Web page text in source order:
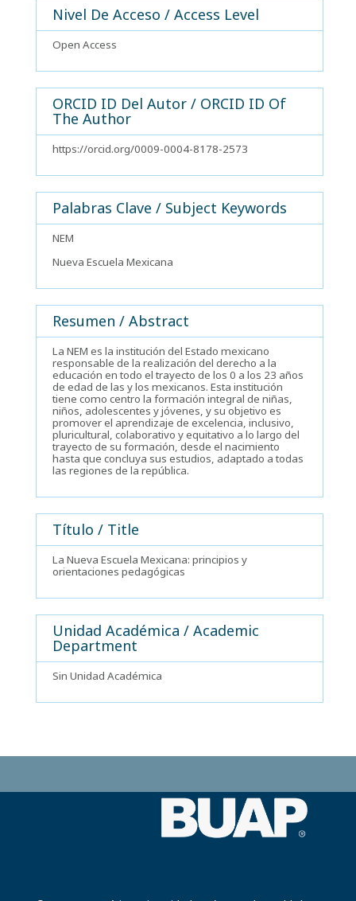
Nivel De Acceso / Access Level
Open Access
ORCID ID Del Autor / ORCID ID Of
The Author
https://orcid.org/0009-0004-8178-2573
Palabras Clave / Subject Keywords
NEM
Nueva Escuela Mexicana
Resumen / Abstract
La NEM es la institución del Estado mexicano
responsable de la realización del derecho a la
educación en todo el trayecto de los 0 a los 23 años
de edad de las y los mexicanos. Esta institución
tiene como centro la formación integral de niñas,
niños, adolescentes y jóvenes, y su objetivo es
promover el aprendizaje de excelencia, inclusivo,
pluricultural, colaborativo y equitativo a lo largo del
trayecto de su formación, desde el nacimiento
hasta que concluya sus estudios, adaptado a todas
las regiones de la república.
Título / Title
La Nueva Escuela Mexicana: principios y
orientaciones pedagógicas
Unidad Académica / Academic
Department
Sin Unidad Académica